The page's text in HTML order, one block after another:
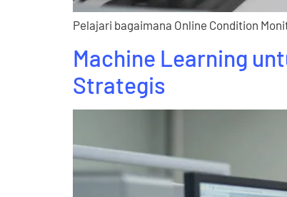
Pelajari bagaimana Online Condition
Machine Learning
Strategis